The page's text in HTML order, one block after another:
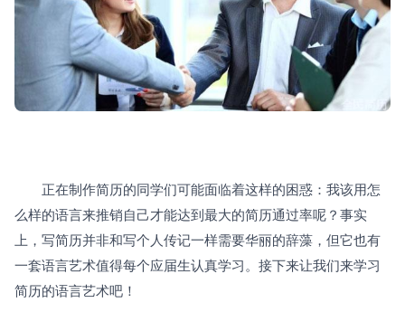
正在制作简历的同学们可能面临着这样的困惑：我该用怎
么样的语言来推销自己才能达到最大的简历通过率呢？事实
上，写简历并非和写个人传记一样需要华丽的辞藻，但它也有
一套语言艺术值得每个应届生认真学习。接下来让我们来学习
简历的语言艺术吧！